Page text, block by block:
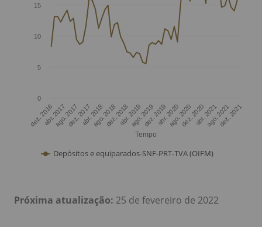
Próxima atualização: 25 de fevereiro de 2022